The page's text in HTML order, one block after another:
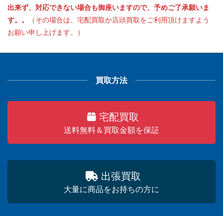
出来ず、対応できない場合も御座いますので、予めご了承願いま
す。。
（その場合は、宅配買取か店頭買取をご利用頂けますよう
お願い申し上げます。）
買取方法
宅配買取
送料無料＆買取金額を保証
出張買取
大量に商品をお持ちの方に